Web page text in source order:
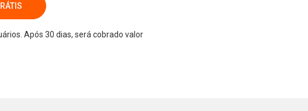
Após 30 dias, será cobrado valor